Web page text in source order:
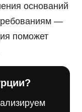
оснований
—
поможет